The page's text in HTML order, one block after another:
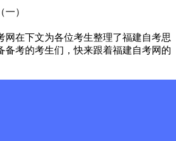
）
在下文为各位考生整理了福建自考思
备考的考生们，快来跟着福建自考网的